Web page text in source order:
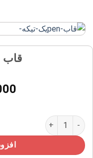
قاب pem یک تیکه
قاب pem یک تیکه عدد